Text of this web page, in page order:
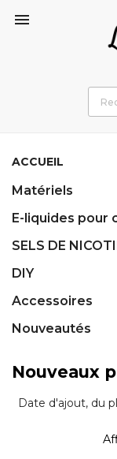

ACCUEIL
Matériels
E-liquides pour
SELS DE
DIY
Accessoires
Nouveautés
Nouveaux
Date d'ajout, du